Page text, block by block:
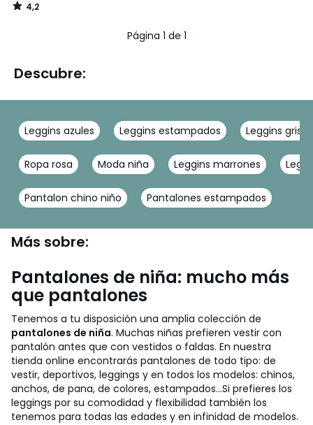
4,2
/
Página 1 de 1
Descubre:
Leggins azules Leggins estampados Leggins grises
Ropa rosa Moda niña Leggins marrones
Pantalon chino niño Pantalones estampados
Más sobre:
Pantalones de niña: mucho más
que pantalones
Tenemos a tu disposición una amplia colección de
pantalones de niña. Muchas niñas prefieren vestir con
pantalón antes que con vestidos o faldas. En nuestra
tienda online encontrarás pantalones de todo tipo: de
vestir, deportivos, leggings y en todos los modelos: chinos,
anchos, de pana, de colores, estampados...Si prefieres los
leggings por su comodidad y flexibilidad también los
tenemos para todas las edades y en infinidad de modelos.